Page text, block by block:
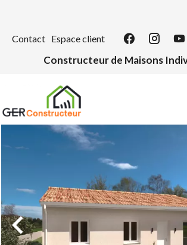
Contact Espace client
Constructeur de Maisons